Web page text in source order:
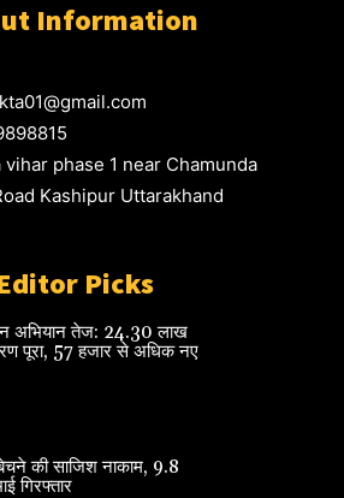
Information
vihar phase 1 near Chamunda
Kashipur Uttarakhand
Picks
अभियान तेज: 24.30 लाख
पूरा, 57 हजार से अधिक नए
बेचने की साजिश नाकाम, 9.8
गिरफ्तार